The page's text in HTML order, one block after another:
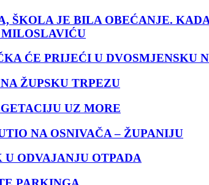
JE BILA OBEĆANJE.
ĆE PRIJEĆI U DVOSMJENSKU
ŽUPSKU TRPEZU
UZ MORE
NA OSNIVAČA – ŽUPANIJU
ODVAJANJU OTPADA